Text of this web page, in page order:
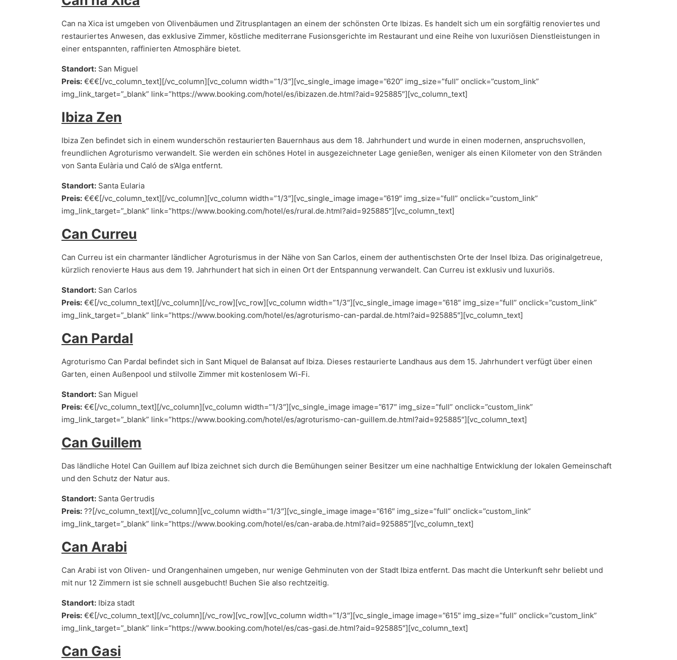
Can na Xica ist umgeben von Olivenbäumen und Zitrusplantagen an einem der schönsten Orte Ibizas. Es handelt sich um ein sorgfältig renoviertes und
restauriertes Anwesen, das exklusive Zimmer, köstliche mediterrane Fusionsgerichte im Restaurant und eine Reihe von luxuriösen Dienstleistungen in
einer entspannten, raffinierten Atmosphäre bietet.
Standort: San Miguel
Preis: €€€[/vc_column_text][/vc_column][vc_column width=”1/3″][vc_single_image image=”620″ img_size=”full” onclick=”custom_link”
img_link_target=”_blank” link=”https://www.booking.com/hotel/es/ibizazen.de.html?aid=925885″][vc_column_text]
Ibiza Zen
Ibiza Zen befindet sich in einem wunderschön restaurierten Bauernhaus aus dem 18. Jahrhundert und wurde in einen modernen, anspruchsvollen,
freundlichen Agroturismo verwandelt. Sie werden ein schönes Hotel in ausgezeichneter Lage genießen, weniger als einen Kilometer von den Stränden
von Santa Eulària und Caló de s’Alga entfernt.
Standort: Santa Eularia
Preis: €€€[/vc_column_text][/vc_column][vc_column width=”1/3″][vc_single_image image=”619″ img_size=”full” onclick=”custom_link”
img_link_target=”_blank” link=”https://www.booking.com/hotel/es/rural.de.html?aid=925885″][vc_column_text]
Can Curreu
Can Curreu ist ein charmanter ländlicher Agroturismus in der Nähe von San Carlos, einem der authentischsten Orte der Insel Ibiza. Das originalgetreue,
kürzlich renovierte Haus aus dem 19. Jahrhundert hat sich in einen Ort der Entspannung verwandelt. Can Curreu ist exklusiv und luxuriös.
Standort: San Carlos
Preis: €€[/vc_column_text][/vc_column][/vc_row][vc_row][vc_column width=”1/3″][vc_single_image image=”618″ img_size=”full” onclick=”custom_link”
img_link_target=”_blank” link=”https://www.booking.com/hotel/es/agroturismo-can-pardal.de.html?aid=925885″][vc_column_text]
Can Pardal
Agroturismo Can Pardal befindet sich in Sant Miquel de Balansat auf Ibiza. Dieses restaurierte Landhaus aus dem 15. Jahrhundert verfügt über einen
Garten, einen Außenpool und stilvolle Zimmer mit kostenlosem Wi-Fi.
Standort: San Miguel
Preis: €€[/vc_column_text][/vc_column][vc_column width=”1/3″][vc_single_image image=”617″ img_size=”full” onclick=”custom_link”
img_link_target=”_blank” link=”https://www.booking.com/hotel/es/agroturismo-can-guillem.de.html?aid=925885″][vc_column_text]
Can Guillem
Das ländliche Hotel Can Guillem auf Ibiza zeichnet sich durch die Bemühungen seiner Besitzer um eine nachhaltige Entwicklung der lokalen Gemeinschaft
und den Schutz der Natur aus.
Standort: Santa Gertrudis
Preis: ??[/vc_column_text][/vc_column][vc_column width=”1/3″][vc_single_image image=”616″ img_size=”full” onclick=”custom_link”
img_link_target=”_blank” link=”https://www.booking.com/hotel/es/can-araba.de.html?aid=925885″][vc_column_text]
Can Arabi
Can Arabi ist von Oliven- und Orangenhainen umgeben, nur wenige Gehminuten von der Stadt Ibiza entfernt. Das macht die Unterkunft sehr beliebt und
mit nur 12 Zimmern ist sie schnell ausgebucht! Buchen Sie also rechtzeitig.
Standort: Ibiza stadt
Preis: €€[/vc_column_text][/vc_column][/vc_row][vc_row][vc_column width=”1/3″][vc_single_image image=”615″ img_size=”full” onclick=”custom_link”
img_link_target=”_blank” link=”https://www.booking.com/hotel/es/cas-gasi.de.html?aid=925885″][vc_column_text]
Can Gasi